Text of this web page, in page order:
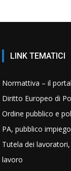
LINK TEMATICI
Normattiva – il
Diritto Europeo di
Ordine pubblico e
PA, pubblico
Tutela dei
lavoro